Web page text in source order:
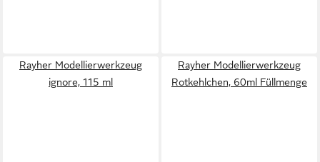
Rayher Modellierwerkzeug
ignore, 115 ml
Rayher Modellierwerkzeug
Rotkehlchen, 60ml Füllmenge